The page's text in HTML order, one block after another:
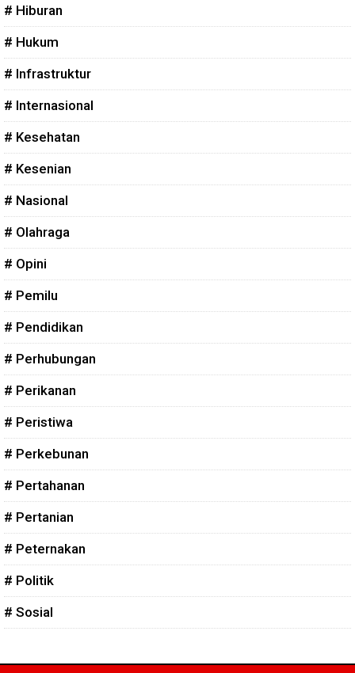
# Hiburan
# Hukum
# Infrastruktur
# Internasional
# Kesehatan
# Kesenian
# Nasional
# Olahraga
# Opini
# Pemilu
# Pendidikan
# Perhubungan
# Perikanan
# Peristiwa
# Perkebunan
# Pertahanan
# Pertanian
# Peternakan
# Politik
# Sosial